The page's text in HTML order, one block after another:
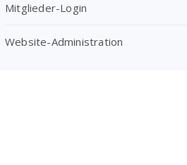
Mitglieder-Login
Website-Administration